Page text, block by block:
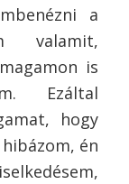
a
valamit,
is
Ezáltal
hogy
én